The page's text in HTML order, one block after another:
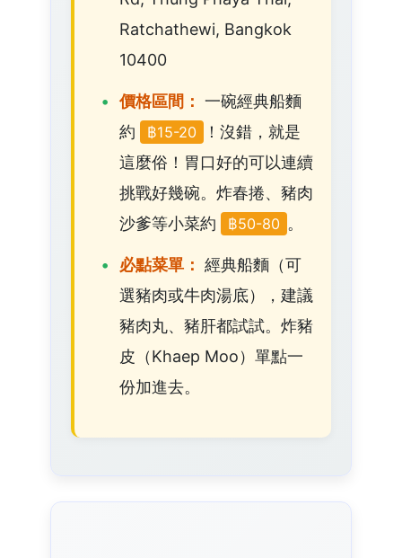
Ratchathewi, Bangkok
10400
價格區間： 一碗經典船麵
約
฿15-20
！沒錯，就是
這麼俗！胃口好的可以連續
挑戰好幾碗。炸春捲、豬肉
沙爹等小菜約
฿50-80 。
必點菜單： 經典船麵（可
選豬肉或牛肉湯底），建議
豬肉丸、豬肝都試試。炸豬
皮（Khaep Moo）單點一
份加進去。